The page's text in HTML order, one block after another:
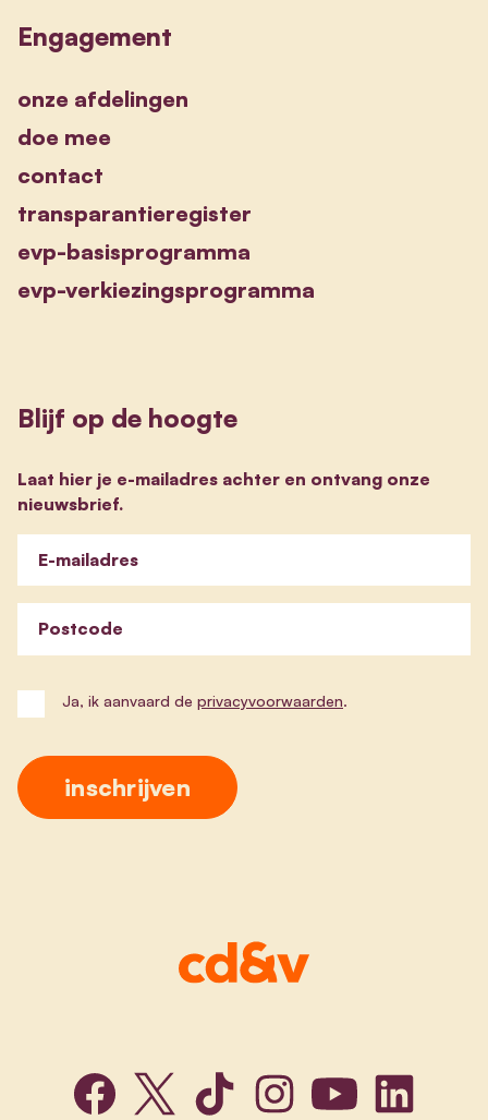
Engagement
onze afdelingen
doe mee
contact
transparantieregister
evp-basisprogramma
evp-verkiezingsprogramma
Blijf op de hoogte
Laat hier je e-mailadres achter en ontvang onze
nieuwsbrief.
E-mailadres
Postcode
Ja, ik aanvaard de privacyvoorwaarden.